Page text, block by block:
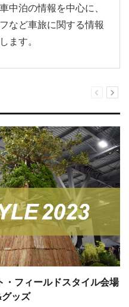
中泊の情報を中心に、
など車旅に関する情報
ます。
・フィールドスタイル会場
ッズ